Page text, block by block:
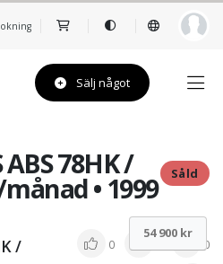
Sälj något
ABS 78HK /
• 1999 Såld
/
0 0
54 900 kr